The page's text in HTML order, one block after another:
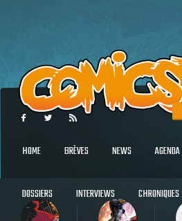
HOME BRÈVES NEWS AGENDA
DOSSIERS INTERVIEWS CHRONIQUES